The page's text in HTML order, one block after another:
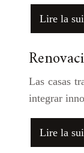
Lire la
Las casas
integrar
Lire la